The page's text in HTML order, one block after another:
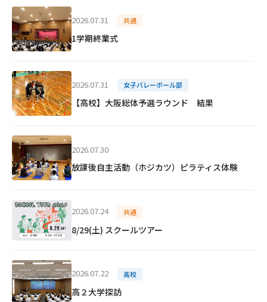
2026.07.31 共通
1学期終業式
2026.07.31 女子バレーボール部
【高校】大阪総体予選ラウンド 結果
2026.07.30
放課後自主活動（ホジカツ）ピラティス体験
2026.07.24 共通
8/29(土) スクールツアー
2026.07.22 高校
高２大学探訪